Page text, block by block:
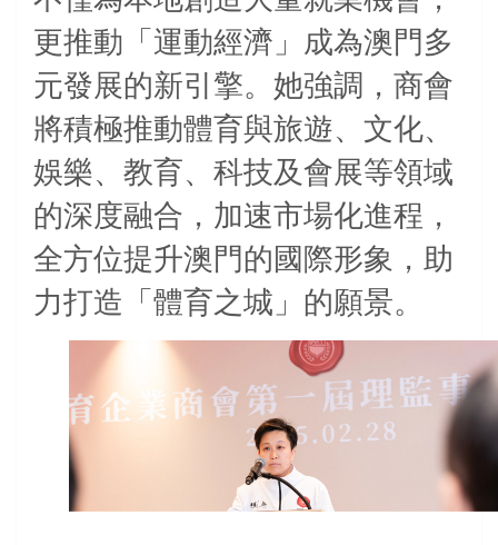
更推動「運動經濟」成為澳門多
元發展的新引擎。她強調，商會
將積極推動體育與旅遊、文化、
娛樂、教育、科技及會展等領域
的深度融合，加速市場化進程，
全方位提升澳門的國際形象，助
力打造「體育之城」的願景。